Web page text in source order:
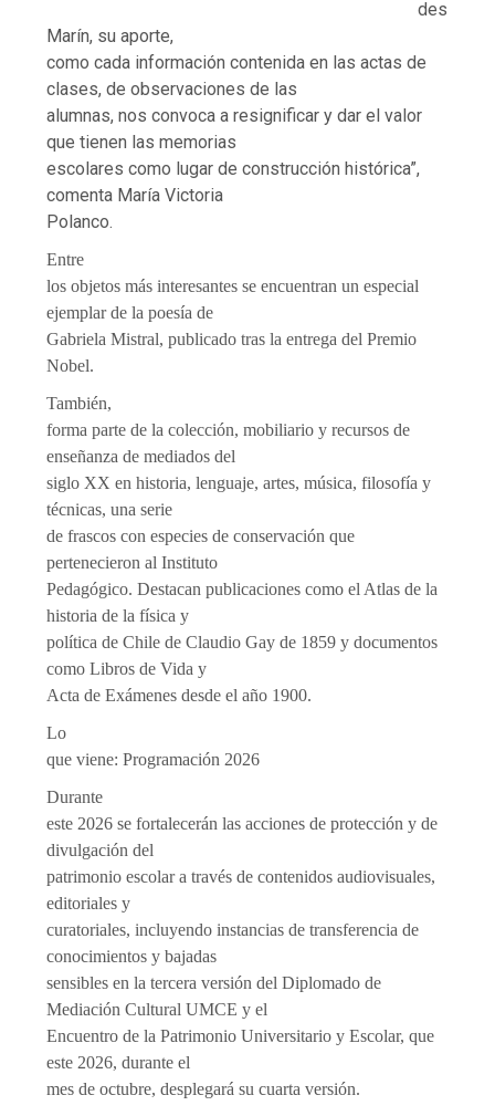
des
Marín, su aporte,
como cada información contenida en las actas de
clases, de observaciones de las
alumnas, nos convoca a resignificar y dar el valor
que tienen las memorias
escolares como lugar de construcción histórica”,
comenta María Victoria
Polanco.
Entre
los objetos más interesantes se encuentran un especial
ejemplar de la poesía de
Gabriela Mistral, publicado tras la entrega del Premio
Nobel.
También,
forma parte de la colección, mobiliario y recursos de
enseñanza de mediados del
siglo XX en historia, lenguaje, artes, música, filosofía y
técnicas, una serie
de frascos con especies de conservación que
pertenecieron al Instituto
Pedagógico. Destacan publicaciones como el Atlas de la
historia de la física y
política de Chile de Claudio Gay de 1859 y documentos
como Libros de Vida y
Acta de Exámenes desde el año 1900.
Lo
que viene: Programación 2026
Durante
este 2026 se fortalecerán las acciones de protección y de
divulgación del
patrimonio escolar a través de contenidos audiovisuales,
editoriales y
curatoriales, incluyendo instancias de transferencia de
conocimientos y bajadas
sensibles en la tercera versión del Diplomado de
Mediación Cultural UMCE y el
Encuentro de la Patrimonio Universitario y Escolar, que
este 2026, durante el
mes de octubre, desplegará su cuarta versión.